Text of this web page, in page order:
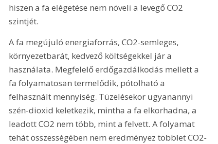
hiszen a fa elégetése nem növeli a levegő CO2
szintjét.
A fa megújuló energiaforrás, CO2-semleges,
környezetbarát, kedvező költségekkel jár a
használata. Megfelelő erdőgazdálkodás mellett a
fa folyamatosan termelődik, pótolható a
felhasznált mennyiség. Tüzelésekor ugyanannyi
szén-dioxid keletkezik, mintha a fa elkorhadna, a
leadott CO2 nem több, mint a felvett. A folyamat
tehát összességében nem eredményez többlet CO2-